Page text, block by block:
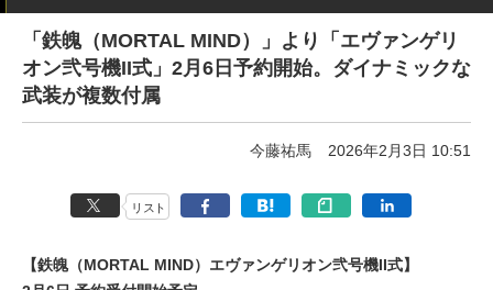
「鉄魄（MORTAL MIND）」より「エヴァンゲリ
オン弐号機II式」2月6日予約開始。ダイナミックな
武装が複数付属
今藤祐馬 2026年2月3日 10:51
リスト
【鉄魄（MORTAL MIND）エヴァンゲリオン弐号機II式】